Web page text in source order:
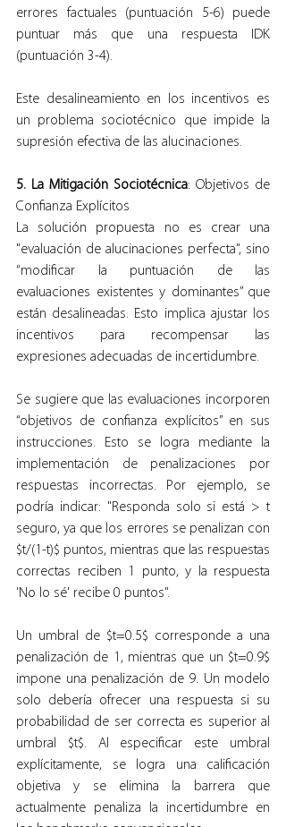
errores factuales (puntuación 5-6) puede
puntuar más que una respuesta IDK
(puntuación 3-4).
Este desalineamiento en los incentivos es
un problema sociotécnico que impide la
supresión efectiva de las alucinaciones.
5. La Mitigación Sociotécnica: Objetivos de
Confianza Explícitos
La solución propuesta no es crear una
"evaluación de alucinaciones perfecta", sino
“modificar la puntuación de las
evaluaciones existentes y dominantes” que
están desalineadas. Esto implica ajustar los
incentivos para recompensar las
expresiones adecuadas de incertidumbre.
Se sugiere que las evaluaciones incorporen
“objetivos de confianza explícitos” en sus
instrucciones. Esto se logra mediante la
implementación de penalizaciones por
respuestas incorrectas. Por ejemplo, se
podría indicar: "Responda solo si está > t
seguro, ya que los errores se penalizan con
$t/(1-t)$ puntos, mientras que las respuestas
correctas reciben 1 punto, y la respuesta
'No lo sé' recibe 0 puntos".
Un umbral de $t=0.5$ corresponde a una
penalización de 1, mientras que un $t=0.9$
impone una penalización de 9. Un modelo
solo debería ofrecer una respuesta si su
probabilidad de ser correcta es superior al
umbral $t$. Al especificar este umbral
explícitamente, se logra una calificación
objetiva y se elimina la barrera que
actualmente penaliza la incertidumbre en